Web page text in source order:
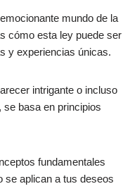
mundo de la
cómo esta ley puede ser
y experiencias únicas.
intrigante o incluso
se basa en principios
fundamentales
se aplican a tus deseos